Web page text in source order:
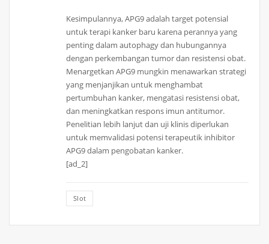
Kesimpulannya, APG9 adalah target potensial
untuk terapi kanker baru karena perannya yang
penting dalam autophagy dan hubungannya
dengan perkembangan tumor dan resistensi obat.
Menargetkan APG9 mungkin menawarkan strategi
yang menjanjikan untuk menghambat
pertumbuhan kanker, mengatasi resistensi obat,
dan meningkatkan respons imun antitumor.
Penelitian lebih lanjut dan uji klinis diperlukan
untuk memvalidasi potensi terapeutik inhibitor
APG9 dalam pengobatan kanker.
[ad_2]
Slot